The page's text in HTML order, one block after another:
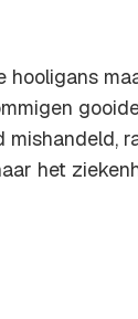
mishandeld,
het